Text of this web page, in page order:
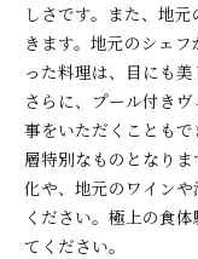
しさです。また、地
きます。地元のシェ
った料理は、目にも
さらに、プール付き
事をいただくことも
層特別なものとなり
化や、地元のワイン
ください。極上の食
てください。